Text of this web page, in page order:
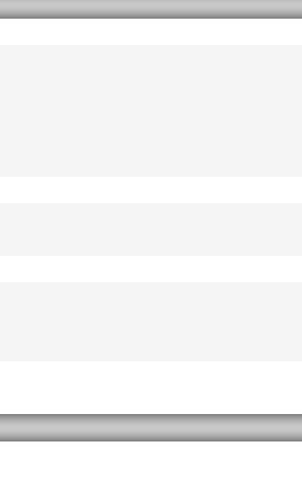
fick ta emot priset ”Årets
nyårsafton. Formen är enkel, ett eller